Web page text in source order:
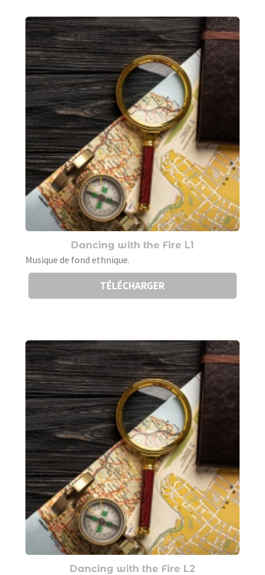
Dancing with the Fire L1
Musique de fond ethnique.
TÉLÉCHARGER
Dancing with the Fire L2